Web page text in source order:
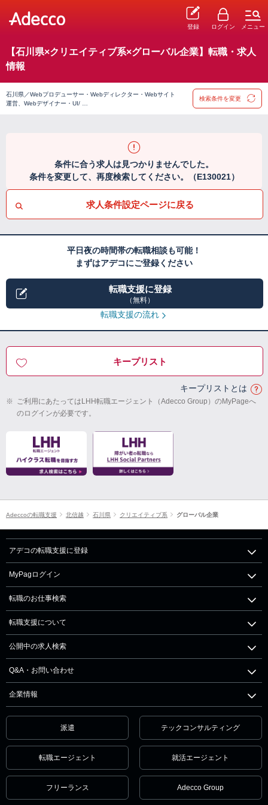
登録 ログイン メニュー
【石川県×クリエイティブ系×グローバル企業】転職・求人
情報
石川県／Webプロデューサー・Webディレクター・Webサイト
運営、Webデザイナー・UI/ …
検索条件を変更
条件に合う求人は見つかりませんでした。
条件を変更して、再度検索してください。（E130021）
求人条件設定ページに戻る
平日夜の時間帯の転職相談も可能！
まずはアデコにご登録ください
転職支援に登録
（無料）
転職支援の流れ
キープリスト
キープリストとは
※ ご利用にあたってはLHH転職エージェント（Adecco Group）のMyPageへ
のログインが必要です。
Adeccoの転職支援 北信越 石川県 クリエイティブ系 グローバル企業
アデコの転職支援に登録
MyPagログイン
転職のお仕事検索
転職支援について
公開中の求人検索
Q&A・お問い合わせ
企業情報
派遣 テックコンサルティング
転職エージェント 就活エージェント
フリーランス Adecco Group